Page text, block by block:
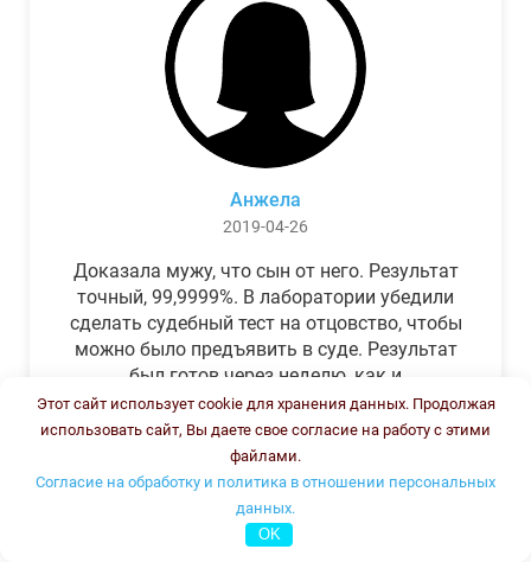
Анжела
2019-04-26
Доказала мужу, что сын от него. Результат
точный, 99,9999%. В лаборатории убедили
сделать судебный тест на отцовство, чтобы
можно было предъявить в суде. Результат
был готов через неделю, как и
обещали.Теперь муж бегает и извиняется.
Этот сайт использует cookie для хранения данных. Продолжая
использовать сайт, Вы даете свое согласие на работу с этими
файлами.
Согласие на обработку и политика в отношении персональных
данных.
OK